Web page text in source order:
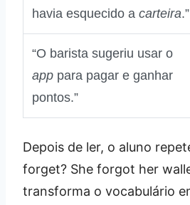
havia esquecido a carteira.”
“O barista sugeriu usar o
app para pagar e ganhar
pontos.”
Depois de ler, o aluno
forget? She forgot her
transforma o vocabulário